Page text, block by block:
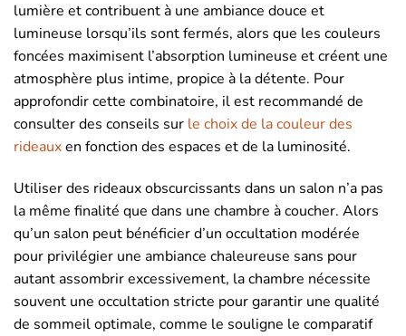
lumière et contribuent à une ambiance douce et
lumineuse lorsqu’ils sont fermés, alors que les couleurs
foncées maximisent l’absorption lumineuse et créent une
atmosphère plus intime, propice à la détente. Pour
approfondir cette combinatoire, il est recommandé de
consulter des conseils sur le choix de la couleur des
rideauxen fonction des espaces et de la luminosité.
Utiliser des rideaux obscurcissants dans un salon n’a pas
la même finalité que dans une chambre à coucher. Alors
qu’un salon peut bénéficier d’un occultation modérée
pour privilégier une ambiance chaleureuse sans pour
autant assombrir excessivement, la chambre nécessite
souvent une occultation stricte pour garantir une qualité
de sommeil optimale, comme le souligne le comparatif